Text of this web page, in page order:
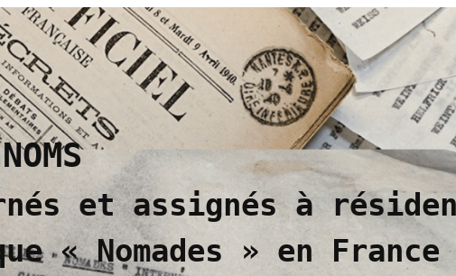
et assignés à
« Nomades » en France